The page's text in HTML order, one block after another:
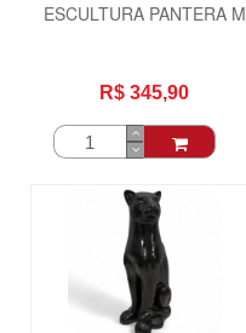
ESCULTURA PANTERA M
R$ 345,90